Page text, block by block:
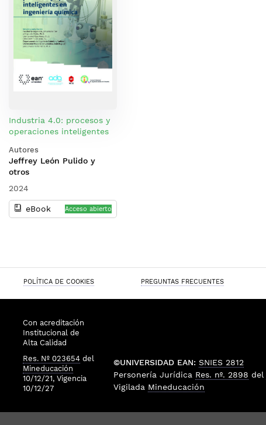
Industria 4.0: procesos y
operaciones inteligentes
Autores
Jeffrey León Pulido y
otros
2024
eBook Acceso abierto
POLÍTICA DE COOKIES PREGUNTAS FRECUENTES
Con acreditación
Institucional de
Alta Calidad
Res. Nº 023654 del
Mineducación
10/12/21, Vigencia
10/12/27
©UNIVERSIDAD EAN: SNIES 2812
Personería Jurídica Res. nº. 2898 del
Vigilada Mineducación